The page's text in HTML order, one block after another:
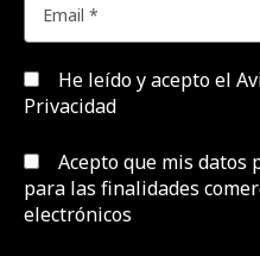
He leído y acepto el
Privacidad
Acepto que mis datos
para las finalidades
electrónicos